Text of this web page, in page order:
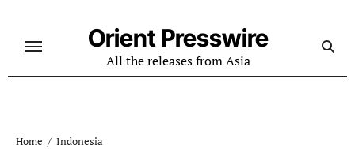
content
Orient Presswire
All the releases from Asia
Home
Indonesia